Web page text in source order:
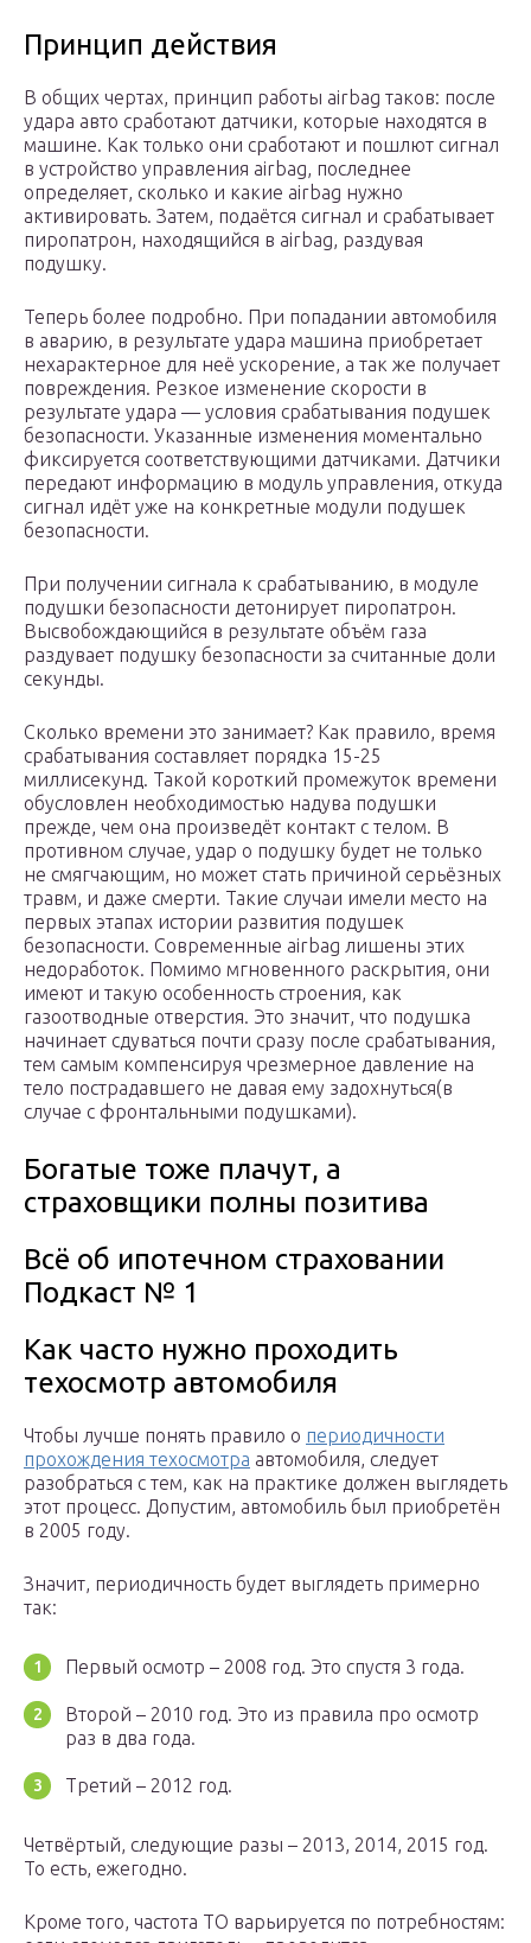
Принцип действия
В общих чертах, принцип работы airbag таков: после
удара авто сработают датчики, которые находятся в
машине. Как только они сработают и пошлют сигнал
в устройство управления airbag, последнее
определяет, сколько и какие airbag нужно
активировать. Затем, подаётся сигнал и срабатывает
пиропатрон, находящийся в airbag, раздувая
подушку.
Теперь более подробно. При попадании автомобиля
в аварию, в результате удара машина приобретает
нехарактерное для неё ускорение, а так же получает
повреждения. Резкое изменение скорости в
результате удара — условия срабатывания подушек
безопасности. Указанные изменения моментально
фиксируется соответствующими датчиками. Датчики
передают информацию в модуль управления, откуда
сигнал идёт уже на конкретные модули подушек
безопасности.
При получении сигнала к срабатыванию, в модуле
подушки безопасности детонирует пиропатрон.
Высвобождающийся в результате объём газа
раздувает подушку безопасности за считанные доли
секунды.
Сколько времени это занимает? Как правило, время
срабатывания составляет порядка 15-25
миллисекунд. Такой короткий промежуток времени
обусловлен необходимостью надува подушки
прежде, чем она произведёт контакт с телом. В
противном случае, удар о подушку будет не только
не смягчающим, но может стать причиной серьёзных
травм, и даже смерти. Такие случаи имели место на
первых этапах истории развития подушек
безопасности. Современные airbag лишены этих
недоработок. Помимо мгновенного раскрытия, они
имеют и такую особенность строения, как
газоотводные отверстия. Это значит, что подушка
начинает сдуваться почти сразу после срабатывания,
тем самым компенсируя чрезмерное давление на
тело пострадавшего не давая ему задохнуться(в
случае с фронтальными подушками).
Богатые тоже плачут, а
страховщики полны позитива
Всё об ипотечном страховании
Подкаст № 1
Как часто нужно проходить
техосмотр автомобиля
Чтобы лучше понять правило о периодичности
прохождения техосмотра автомобиля, следует
разобраться с тем, как на практике должен выглядеть
этот процесс. Допустим, автомобиль был приобретён
в 2005 году.
Значит, периодичность будет выглядеть примерно
так:
Первый осмотр – 2008 год. Это спустя 3 года.
Второй – 2010 год. Это из правила про осмотр
раз в два года.
Третий – 2012 год.
Четвёртый, следующие разы – 2013, 2014, 2015 год.
То есть, ежегодно.
Кроме того, частота ТО варьируется по потребностям: